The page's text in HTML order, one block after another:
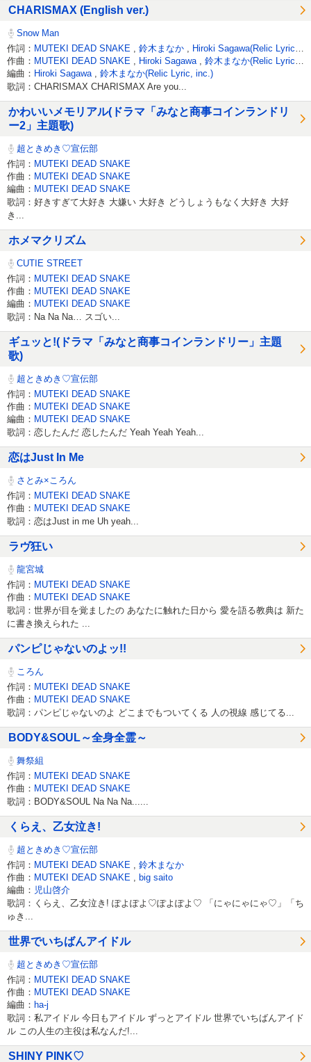
CHARISMAX (English ver.)
Snow Man
作詞： MUTEKI DEAD SNAKE 鈴木まなか
Hiroki Sagawa(Relic Lyric, inc.)
作曲： MUTEKI DEAD SNAKE Hiroki Sagawa
鈴木まなか(Relic Lyric, inc.)
編曲： Hiroki Sagawa 鈴木まなか(Relic Lyric, inc.)
歌詞：CHARISMAX CHARISMAX Are you...
かわいいメモリアル(ドラマ「みなと商事コインランドリ
ー2」主題歌)
超ときめき♡宣伝部
作詞： MUTEKI DEAD SNAKE
作曲： MUTEKI DEAD SNAKE
編曲： MUTEKI DEAD SNAKE
歌詞：好きすぎて大好き 大嫌い 大好き どうしょうもなく大好き 大好
き...
ホメマクリズム
CUTIE STREET
作詞： MUTEKI DEAD SNAKE
作曲： MUTEKI DEAD SNAKE
編曲： MUTEKI DEAD SNAKE
歌詞：Na Na Na… スゴい...
ギュッと!(ドラマ「みなと商事コインランドリー」主題
歌)
超ときめき♡宣伝部
作詞： MUTEKI DEAD SNAKE
作曲： MUTEKI DEAD SNAKE
編曲： MUTEKI DEAD SNAKE
歌詞：恋したんだ 恋したんだ Yeah Yeah Yeah...
恋はJust In Me
さとみ×ころん
作詞： MUTEKI DEAD SNAKE
作曲： MUTEKI DEAD SNAKE
歌詞：恋はJust in me Uh yeah...
ラヴ狂い
龍宮城
作詞： MUTEKI DEAD SNAKE
作曲： MUTEKI DEAD SNAKE
歌詞：世界が目を覚ましたの あなたに触れた日から 愛を語る教典は 新た
に書き換えられた ...
パンピじゃないのよッ!!
ころん
作詞： MUTEKI DEAD SNAKE
作曲： MUTEKI DEAD SNAKE
歌詞：パンピじゃないのよ どこまでもついてくる 人の視線 感じてる...
BODY&SOUL～全身全霊～
舞祭組
作詞： MUTEKI DEAD SNAKE
作曲： MUTEKI DEAD SNAKE
歌詞：BODY&SOUL Na Na Na......
くらえ、乙女泣き!
超ときめき♡宣伝部
作詞： MUTEKI DEAD SNAKE
鈴木まなか
作曲： MUTEKI DEAD SNAKE
big saito
編曲： 児山啓介
歌詞：くらえ、乙女泣き! ぽよぽよ♡ぽよぽよ♡ 「にゃにゃにゃ♡」「ち
ゅき...
世界でいちばんアイドル
超ときめき♡宣伝部
作詞： MUTEKI DEAD SNAKE
作曲： MUTEKI DEAD SNAKE
編曲： ha-j
歌詞：私アイドル 今日もアイドル ずっとアイドル 世界でいちばんアイド
ル この人生の主役は私なんだ!...
SHINY PINK♡